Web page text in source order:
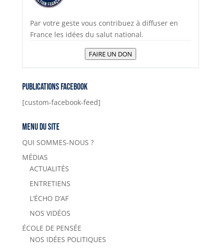
Par votre geste vous contribuez à diffuser en
France les idées du salut national.
FAIRE UN DON
Publications Facebook
[custom-facebook-feed]
Menu du site
QUI SOMMES-NOUS ?
MÉDIAS
ACTUALITÉS
ENTRETIENS
L’ÉCHO D’AF
NOS VIDÉOS
ÉCOLE DE PENSÉE
NOS IDÉES POLITIQUES